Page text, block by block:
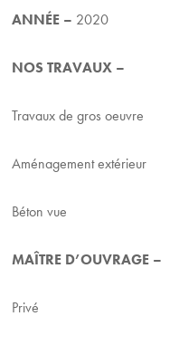
ANNÉE – 2020
NOS TRAVAUX –
Travaux de gros oeuvre
Aménagement extérieur
Béton vue
MAÎTRE D’OUVRAGE –
Privé